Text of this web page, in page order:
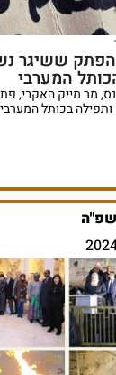
ששיגר
המערבי
מר מייק האקבי,
בכותל המערבי